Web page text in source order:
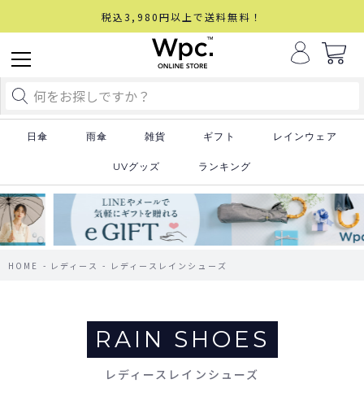
税込3,980円以上で送料無料！
日傘 雨傘 雑貨 ギフト レインウェア
UVグッズ ランキング
HOME レディース レディースレインシューズ
RAIN SHOES
レディースレインシューズ